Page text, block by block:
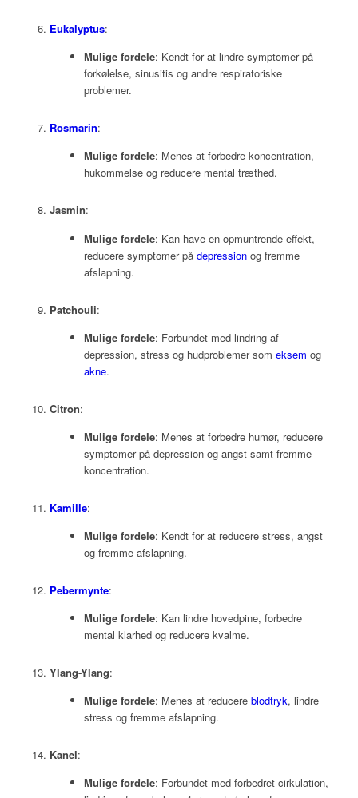
Eukalyptus:
Mulige fordele: Kendt for at lindre symptomer på
forkølelse, sinusitis og andre respiratoriske
problemer.
Rosmarin:
Mulige fordele: Menes at forbedre koncentration,
hukommelse og reducere mental træthed.
Jasmin:
Mulige fordele: Kan have en opmuntrende effekt,
reducere symptomer på depressionog fremme
afslapning.
Patchouli:
Mulige fordele: Forbundet med lindring af
depression, stress og hudproblemer som eksem og
akne.
Citron:
Mulige fordele: Menes at forbedre humør, reducere
symptomer på depression og angst samt fremme
koncentration.
Kamille:
Mulige fordele: Kendt for at reducere stress, angst
og fremme afslapning.
Pebermynte:
Mulige fordele: Kan lindre hovedpine, forbedre
mental klarhed og reducere kvalme.
Ylang-Ylang:
Mulige fordele: Menes at reducere blodtryk, lindre
stress og fremme afslapning.
Kanel:
Mulige fordele: Forbundet med forbedret cirkulation,